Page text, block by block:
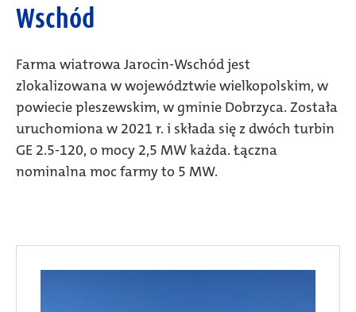
Wschód
Farma wiatrowa Jarocin-Wschód jest
zlokalizowana w województwie wielkopolskim, w
powiecie pleszewskim, w gminie Dobrzyca. Została
uruchomiona w 2021 r. i składa się z dwóch turbin
GE 2.5-120, o mocy 2,5 MW każda. Łączna
nominalna moc farmy to 5 MW.